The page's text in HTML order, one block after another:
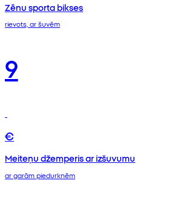
Zēnu sporta bikses
rievots, ar šuvēm
9
€
Meiteņu džemperis ar izšuvumu
ar garām piedurknēm